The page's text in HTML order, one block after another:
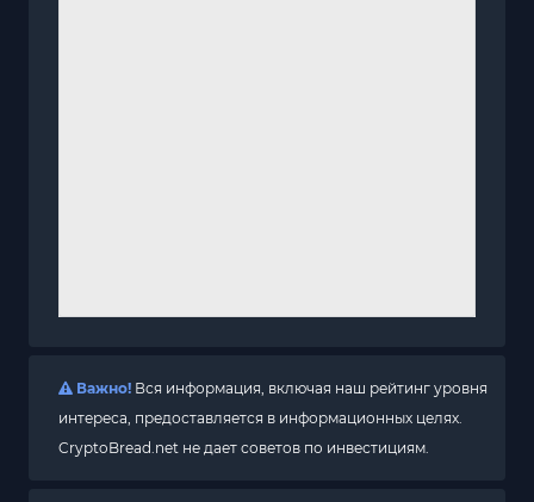
Важно! Вся информация, включая наш рейтинг уровня
интереса, предоставляется в информационных целях.
CryptoBread.net не дает советов по инвестициям.